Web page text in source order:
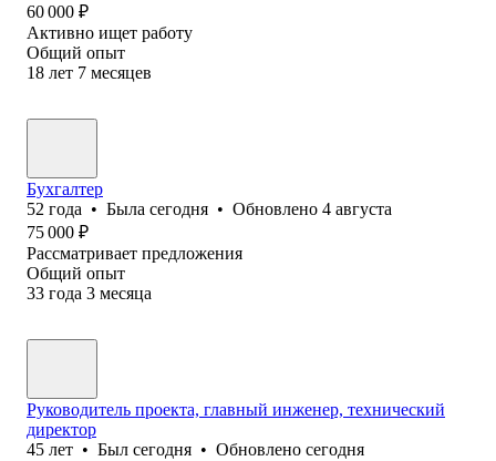
60 000 ₽
Активно ищет работу
Общий опыт
18 лет 7 месяцев
Бухгалтер
52 года • Была сегодня • Обновлено 4 августа
75 000 ₽
Рассматривает предложения
Общий опыт
33 года 3 месяца
Руководитель проекта, главный инженер, технический
директор
45 лет • Был сегодня • Обновлено сегодня